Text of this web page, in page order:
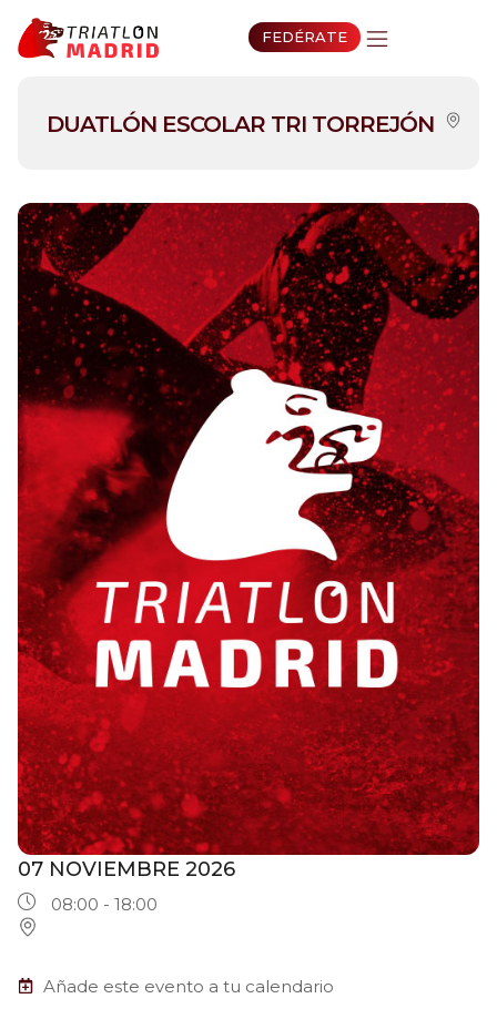
FEDÉRATE
DUATLÓN ESCOLAR TRI TORREJÓN
07 NOVIEMBRE 2026
08:00 - 18:00
Añade este evento a tu calendario